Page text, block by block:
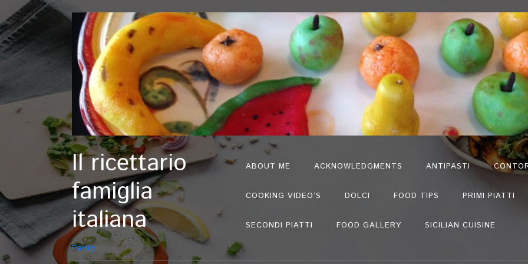
Il ricettario
famiglia
italiana
Family
ABOUT ME ACKNOWLEDGMENTS ANTIPASTI
COOKING VIDEO’S DOLCI FOOD TIPS PRIMI PIATTI
SECONDI PIATTI FOOD GALLERY SICILIAN CUISINE